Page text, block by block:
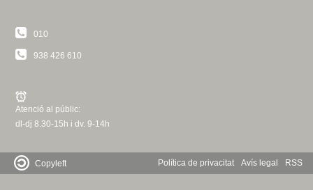
010
938 426 610
Atenció al públic:
dl-dj 8.30-15h i dv. 9-14h
Política de privacitat Avís legal RSS
Copyleft